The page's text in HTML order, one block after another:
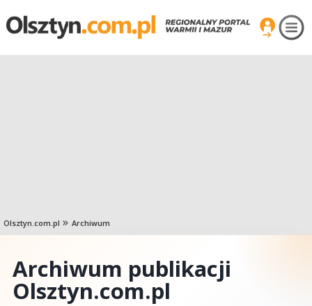
Olsztyn.com.pl Archiwum
Archiwum publikacji
Olsztyn.com.pl